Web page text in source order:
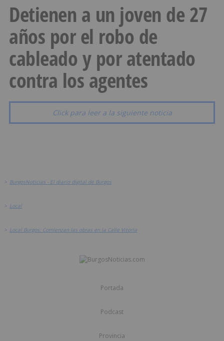
Detienen a un joven de 27
años por el robo de
cableado y por atentado
contra los agentes
Click para leer a la siguiente noticia
> BurgosNoticias - El diario digital de Burgos
> Local
> Local Burgos: Comienzan las obras en la Calle Vitoria
Portada
Podcast
Provincia